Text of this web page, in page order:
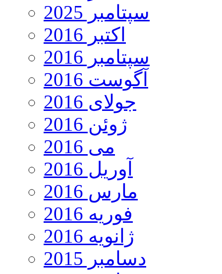
سپتامبر 2025
اکتبر 2016
سپتامبر 2016
آگوست 2016
جولای 2016
ژوئن 2016
می 2016
آوریل 2016
مارس 2016
فوریه 2016
ژانویه 2016
دسامبر 2015